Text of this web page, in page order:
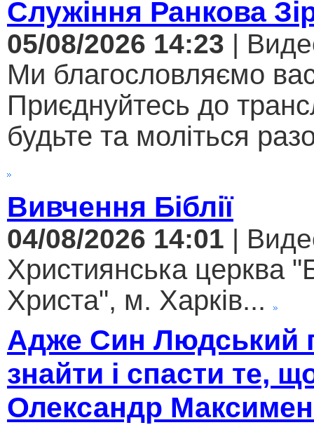
Служіння Ранкова
05/08/2026 14:23 |
Ми благословляємо
Приєднуйтесь до
будьте та моліться
Вивчення Біблії
04/08/2026 14:01 |
Християнська церква
Христа", м. Харків...
Адже Син Людський
знайти і спасти те,
Олександр